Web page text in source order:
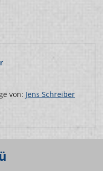
von: Jens Schreiber